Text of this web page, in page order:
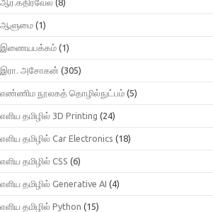
ஆளுமை (1)
இணையபக்கம் (1)
இரா. அசோகன் (305)
எண்ணிம நூலகத் தொழில்நுட்பம் (5)
எளிய தமிழில் 3D Printing (24)
எளிய தமிழில் Car Electronics (18)
எளிய தமிழில் CSS (6)
எளிய தமிழில் Generative AI (4)
எளிய தமிழில் Python (15)